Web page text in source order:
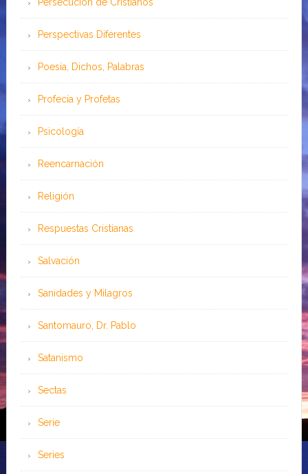
Perspectivas Diferentes
Poesía, Dichos, Palabras
Profecía y Profetas
Psicología
Reencarnación
Religión
Respuestas Cristianas
Salvación
Sanidades y Milagros
Santomauro, Dr. Pablo
Satanismo
Sectas
Serie
Series